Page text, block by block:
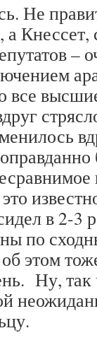
Не
Кнессет,
–
все
в 2-3
по
этом
Ну, так